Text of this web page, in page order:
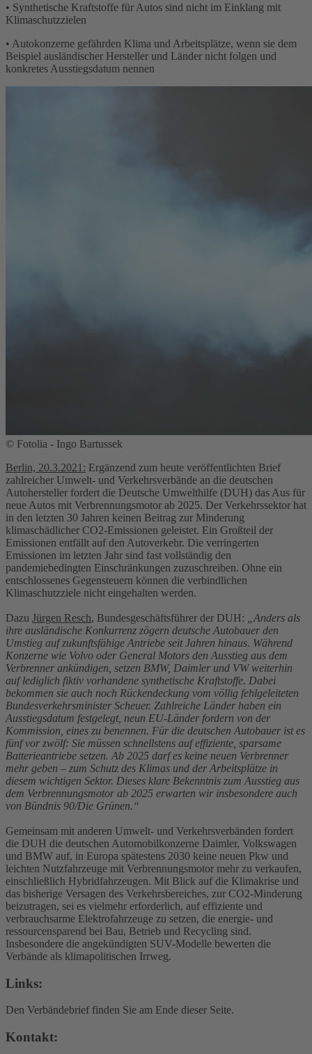
• Synthetische Kraftstoffe für Autos sind nicht im Einklang mit
Klimaschutzzielen
• Autokonzerne gefährden Klima und Arbeitsplätze, wenn sie dem
Beispiel ausländischer Hersteller und Länder nicht folgen und
konkretes Ausstiegsdatum nennen
© Fotolia - Ingo Bartussek
Berlin, 20.3.2021: Ergänzend zum heute veröffentlichten Brief
zahlreicher Umwelt- und Verkehrsverbände an die deutschen
Autohersteller fordert die Deutsche Umwelthilfe (DUH) das Aus für
neue Autos mit Verbrennungsmotor ab 2025. Der Verkehrssektor hat
in den letzten 30 Jahren keinen Beitrag zur Minderung
klimaschädlicher CO2-Emissionen geleistet. Ein Großteil der
Emissionen entfällt auf den Autoverkehr. Die verringerten
Emissionen im letzten Jahr sind fast vollständig den
pandemiebedingten Einschränkungen zuzuschreiben. Ohne ein
entschlossenes Gegensteuern können die verbindlichen
Klimaschutzziele nicht eingehalten werden.
Dazu Jürgen Resch, Bundesgeschäftsführer der DUH:
„Anders als
ihre ausländische Konkurrenz zögern deutsche Autobauer den
Umstieg auf zukunftsfähige Antriebe seit Jahren hinaus. Während
Konzerne wie Volvo oder General Motors den Ausstieg aus dem
Verbrenner ankündigen, setzen BMW, Daimler und VW weiterhin
auf lediglich fiktiv vorhandene synthetische Kraftstoffe. Dabei
bekommen sie auch noch Rückendeckung vom völlig fehlgeleiteten
Bundesverkehrsminister Scheuer. Zahlreiche Länder haben ein
Ausstiegsdatum festgelegt, neun EU-Länder fordern von der
Kommission, eines zu benennen. Für die deutschen Autobauer ist es
fünf vor zwölf: Sie müssen schnellstens auf effiziente, sparsame
Batterieantriebe setzen. Ab 2025 darf es keine neuen Verbrenner
mehr geben – zum Schutz des Klimas und der Arbeitsplätze in
diesem wichtigen Sektor. Dieses klare Bekenntnis zum Ausstieg aus
dem Verbrennungsmotor ab 2025 erwarten wir insbesondere auch
von Bündnis 90/Die Grünen.“
Gemeinsam mit anderen Umwelt- und Verkehrsverbänden fordert
die DUH die deutschen Automobilkonzerne Daimler, Volkswagen
und BMW auf, in Europa spätestens 2030 keine neuen Pkw und
leichten Nutzfahrzeuge mit Verbrennungsmotor mehr zu verkaufen,
einschließlich Hybridfahrzeugen. Mit Blick auf die Klimakrise und
das bisherige Versagen des Verkehrsbereiches, zur CO2-Minderung
beizutragen, sei es vielmehr erforderlich, auf effiziente und
verbrauchsarme Elektrofahrzeuge zu setzen, die energie- und
ressourcensparend bei Bau, Betrieb und Recycling sind.
Insbesondere die angekündigten SUV-Modelle bewerten die
Verbände als klimapolitischen Irrweg.
Links:
Den Verbändebrief finden Sie am Ende dieser Seite.
Kontakt: